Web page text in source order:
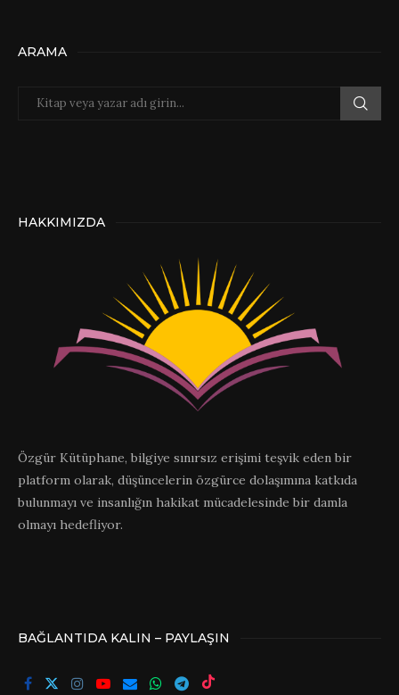
ARAMA
HAKKIMIZDA
Özgür Kütüphane, bilgiye sınırsız erişimi teşvik eden bir
platform olarak, düşüncelerin özgürce dolaşımına katkıda
bulunmayı ve insanlığın hakikat mücadelesinde bir damla
olmayı hedefliyor.
BAĞLANTIDA KALIN – PAYLAŞIN